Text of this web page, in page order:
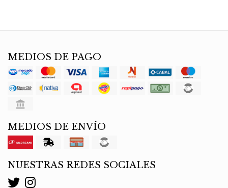
MEDIOS DE PAGO
MEDIOS DE ENVÍO
NUESTRAS REDES SOCIALES